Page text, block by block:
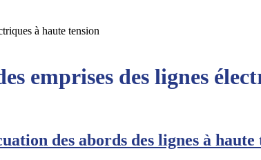
à haute tension
emprises des lignes
des abords des lignes à haute